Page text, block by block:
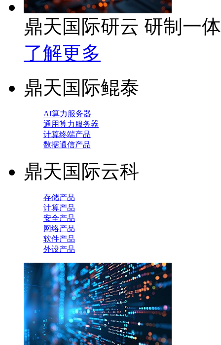
鼎天国际研云 研制一
了解更多
鼎天国际鲲泰
AI算力服务器
通用算力服务器
计算终端产品
数据通信产品
鼎天国际云科
存储产品
计算产品
安全产品
网络产品
软件产品
外设产品